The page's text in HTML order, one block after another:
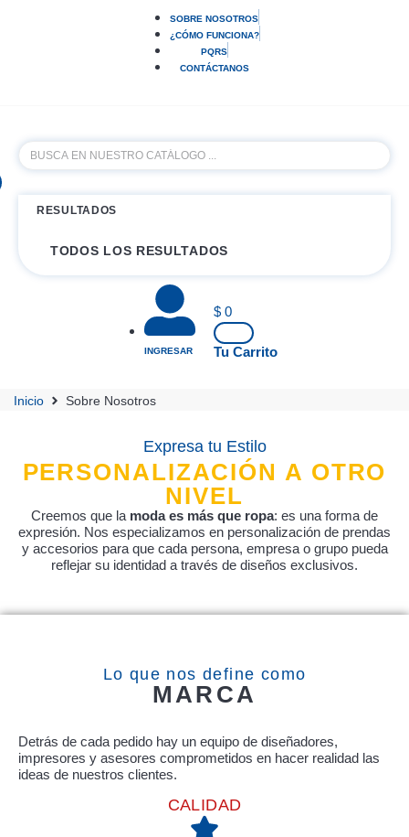
SOBRE NOSOTROS
¿CÓMO FUNCIONA?
PQRS
CONTÁCTANOS
RESULTADOS
TODOS LOS RESULTADOS
INGRESAR
$0
Tu Carrito
Inicio Sobre Nosotros
Expresa tu Estilo
PERSONALIZACIÓN A OTRO
NIVEL
Creemos que la moda es más que ropa: es una forma de
expresión. Nos especializamos en personalización de prendas
y accesorios para que cada persona, empresa o grupo pueda
reflejar su identidad a través de diseños exclusivos.
Lo que nos define como
MARCA
Detrás de cada pedido hay un equipo de diseñadores,
impresores y asesores comprometidos en hacer realidad las
ideas de nuestros clientes.
CALIDAD